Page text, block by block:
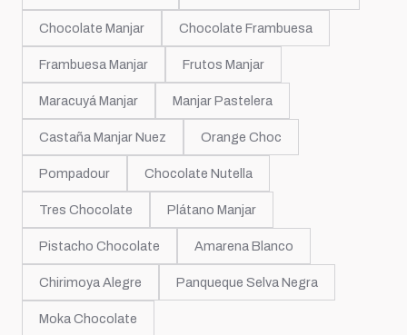
Chocolate Manjar Chocolate Frambuesa
Frambuesa Manjar Frutos Manjar
Maracuyá Manjar Manjar Pastelera
Castaña Manjar Nuez Orange Choc
Pompadour Chocolate Nutella
Tres Chocolate Plátano Manjar
Pistacho Chocolate Amarena Blanco
Chirimoya Alegre Panqueque Selva Negra
Moka Chocolate